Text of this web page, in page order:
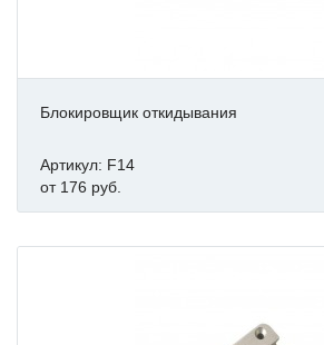
Блокировщик откидывания
Артикул: F14
от 176 руб.